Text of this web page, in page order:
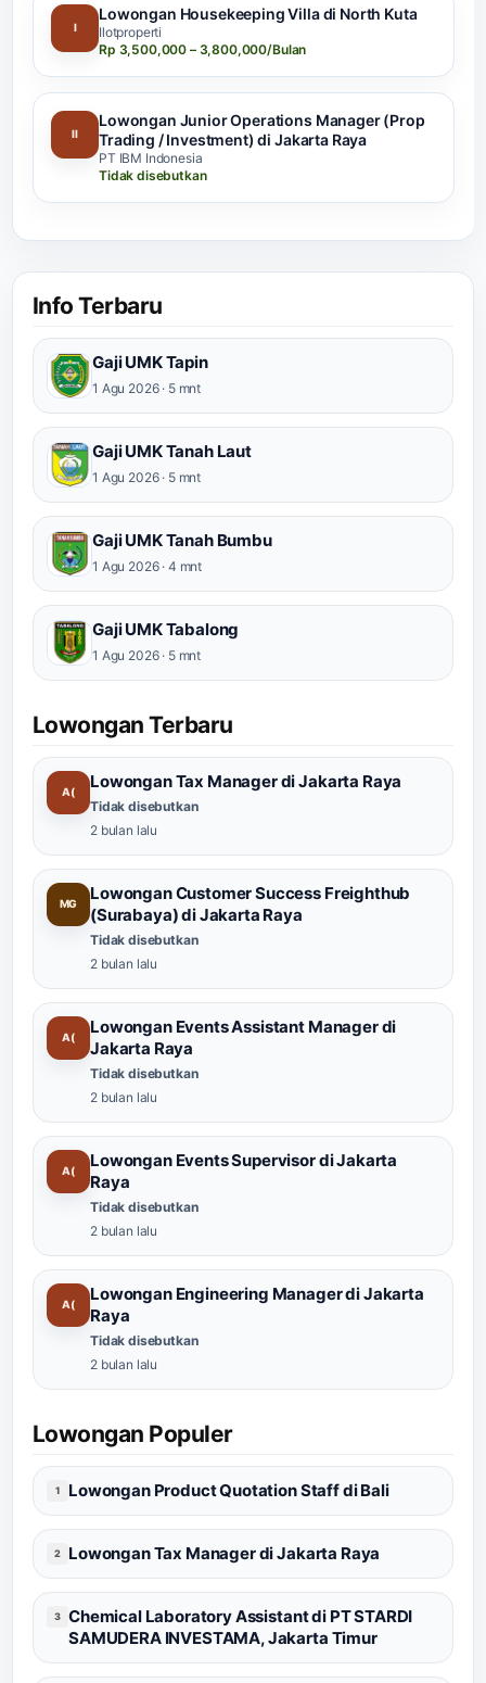
I
Lowongan Housekeeping Villa di North Kuta
Ilotproperti
Rp 3,500,000 – 3,800,000/Bulan
II
Lowongan Junior Operations Manager (Prop
Trading / Investment) di Jakarta Raya
PT IBM Indonesia
Tidak disebutkan
Info Terbaru
Gaji UMK Tapin
1 Agu 2026 · 5 mnt
Gaji UMK Tanah Laut
1 Agu 2026 · 5 mnt
Gaji UMK Tanah Bumbu
1 Agu 2026 · 4 mnt
Gaji UMK Tabalong
1 Agu 2026 · 5 mnt
Lowongan Terbaru
A(
Lowongan Tax Manager di Jakarta Raya
Tidak disebutkan
2 bulan lalu
MG
Lowongan Customer Success Freighthub
(Surabaya) di Jakarta Raya
Tidak disebutkan
2 bulan lalu
A(
Lowongan Events Assistant Manager di
Jakarta Raya
Tidak disebutkan
2 bulan lalu
A(
Lowongan Events Supervisor di Jakarta
Raya
Tidak disebutkan
2 bulan lalu
A(
Lowongan Engineering Manager di Jakarta
Raya
Tidak disebutkan
2 bulan lalu
Lowongan Populer
1 Lowongan Product Quotation Staff di Bali
2 Lowongan Tax Manager di Jakarta Raya
3
Chemical Laboratory Assistant di PT STARDI
SAMUDERA INVESTAMA, Jakarta Timur